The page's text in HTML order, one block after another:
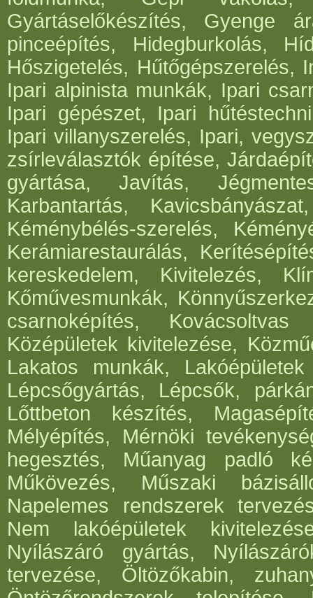
Gyártáselőkészítés, Gyenge
pinceépítés, Hidegburkolás,
Hőszigetelés, Hűtőgépszerelés,
Ipari alpinista munkák, Ipari
Ipari gépészet, Ipari
Ipari villanyszerelés, Ipari,
zsírleválasztók építése,
gyártása, Javítás,
Karbantartás,
Kéménybélés-szerelés,
Kerámiarestaurálás,
kereskedelem, Kivitelezés,
Kőművesmunkák,
csarnoképítés,
Középületek kivitelezése,
Lakatos munkák,
Lépcsőgyártás, Lépcsők,
Lőttbeton készítés,
Mélyépítés, Mérnöki
hegesztés, Műanyag padló
Műkövezés, Műszaki
Napelemes rendszerek
Nem lakóépületek
Nyílászáró gyártás,
tervezése, Öltözőkabin,